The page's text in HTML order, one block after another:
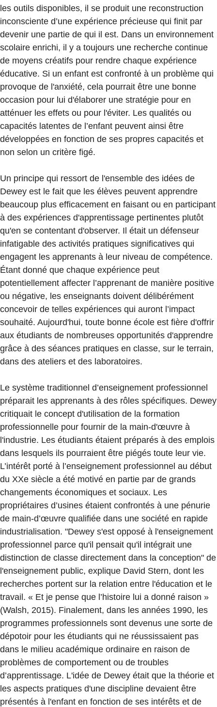
les outils disponibles, il se produit une reconstruction
inconsciente d’une expérience précieuse qui finit par
devenir une partie de qui il est. Dans un environnement
scolaire enrichi, il y a toujours une recherche continue
de moyens créatifs pour rendre chaque expérience
éducative. Si un enfant est confronté à un problème qui
provoque de l'anxiété, cela pourrait être une bonne
occasion pour lui d'élaborer une stratégie pour en
atténuer les effets ou pour l'éviter. Les qualités ou
capacités latentes de l’enfant peuvent ainsi être
développées en fonction de ses propres capacités et
non selon un critère figé.
Un principe qui ressort de l'ensemble des idées de
Dewey est le fait que les élèves peuvent apprendre
beaucoup plus efficacement en faisant ou en participant
à des expériences d'apprentissage pertinentes plutôt
qu'en se contentant d'observer. Il était un défenseur
infatigable des activités pratiques significatives qui
engagent les apprenants à leur niveau de compétence.
Étant donné que chaque expérience peut
potentiellement affecter l’apprenant de manière positive
ou négative, les enseignants doivent délibérément
concevoir de telles expériences qui auront l’impact
souhaité. Aujourd'hui, toute bonne école est fière d'offrir
aux étudiants de nombreuses opportunités d'apprendre
grâce à des séances pratiques en classe, sur le terrain,
dans des ateliers et des laboratoires.
Le système traditionnel d’enseignement professionnel
préparait les apprenants à des rôles spécifiques. Dewey
critiquait le concept d'utilisation de la formation
professionnelle pour fournir de la main-d'œuvre à
l'industrie. Les étudiants étaient préparés à des emplois
dans lesquels ils pourraient être piégés toute leur vie.
L’intérêt porté à l’enseignement professionnel au début
du XXe siècle a été motivé en partie par de grands
changements économiques et sociaux. Les
propriétaires d’usines étaient confrontés à une pénurie
de main-d’œuvre qualifiée dans une société en rapide
industrialisation. "Dewey s'est opposé à l'enseignement
professionnel parce qu'il pensait qu'il intégrait une
distinction de classe directement dans la conception" de
l'enseignement public, explique David Stern, dont les
recherches portent sur la relation entre l'éducation et le
travail. « Et je pense que l’histoire lui a donné raison »
(Walsh, 2015). Finalement, dans les années 1990, les
programmes professionnels sont devenus une sorte de
dépotoir pour les étudiants qui ne réussissaient pas
dans le milieu académique ordinaire en raison de
problèmes de comportement ou de troubles
d’apprentissage. L'idée de Dewey était que la théorie et
les aspects pratiques d'une discipline devaient être
présentés à l'enfant en fonction de ses intérêts et de